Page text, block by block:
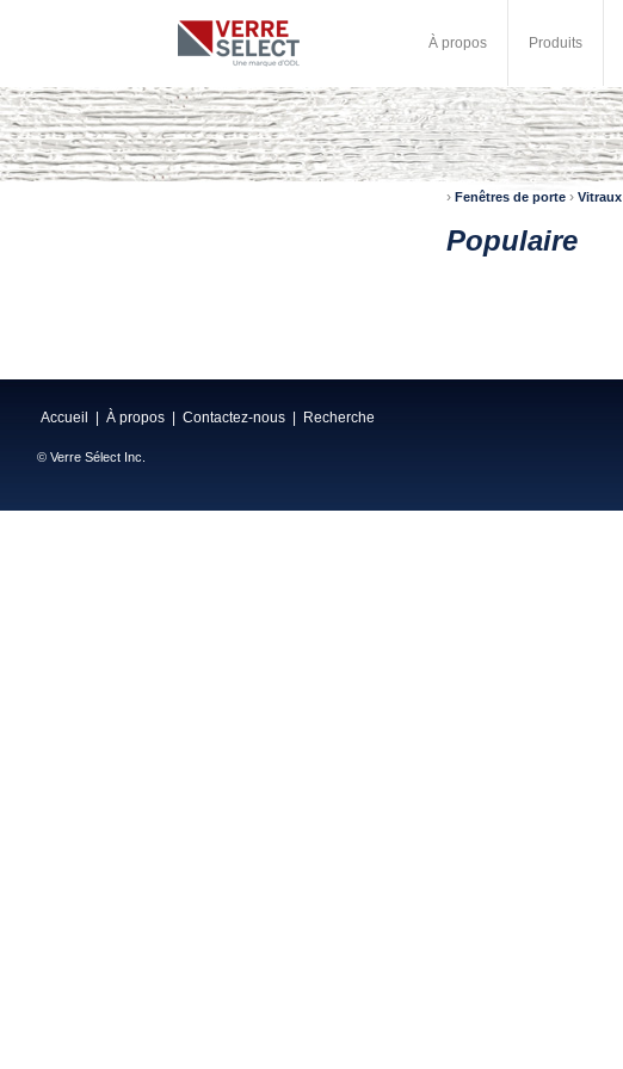
À propos Produits
› Fenêtres de porte › Vitraux
Populaire
Accueil À propos Contactez-nous Recherche
© Verre Sélect Inc.